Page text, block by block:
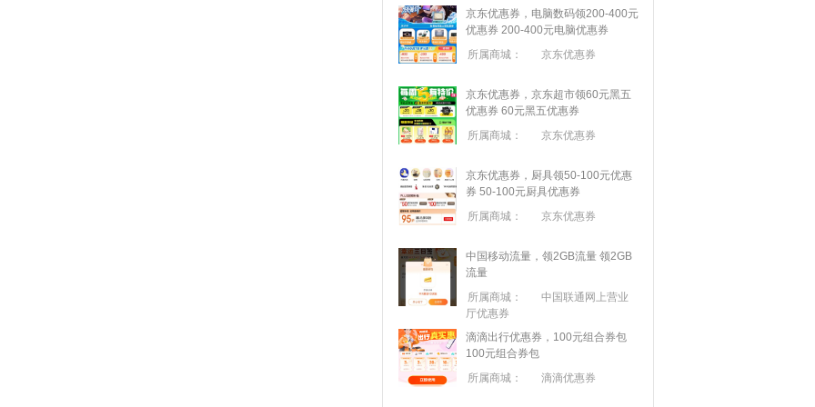
京东优惠券，电脑数码领200-400元
优惠券 200-400元电脑优惠券
所属商城：
京东优惠券
京东优惠券，京东超市领60元黑五
优惠券 60元黑五优惠券
所属商城：
京东优惠券
京东优惠券，厨具领50-100元优惠
券 50-100元厨具优惠券
所属商城：
京东优惠券
中国移动流量，领2GB流量 领2GB
流量
所属商城：
中国联通网上营业
厅优惠券
滴滴出行优惠券，100元组合券包
100元组合券包
所属商城：
滴滴优惠券